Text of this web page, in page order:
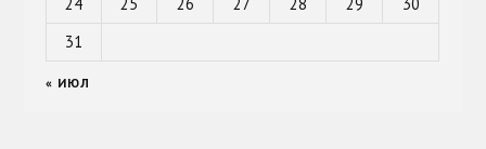
31
« ИЮЛ